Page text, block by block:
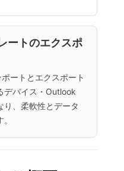
ートのエクスポ
ートとエクスポート
デバイス・Outlook
り、柔軟性とデータ